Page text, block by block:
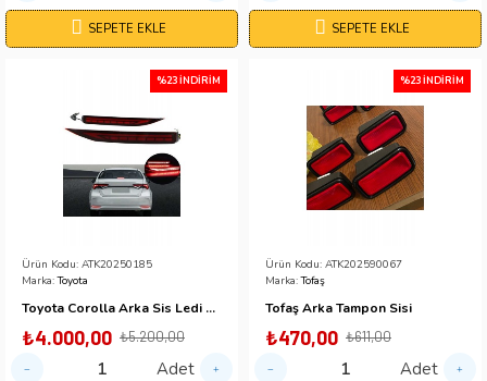
SEPETE EKLE SEPETE EKLE
%23 İNDIRIM
Ürün Kodu: ATK20250185
Marka: Toyota
Toyota Corolla Arka Sis Ledi 2019+
₺4.000,00 ₺5.200,00
Adet
%23 İNDIRIM
Ürün Kodu: ATK202590067
Marka: Tofaş
Tofaş Arka Tampon Sisi
₺470,00 ₺611,00
Adet